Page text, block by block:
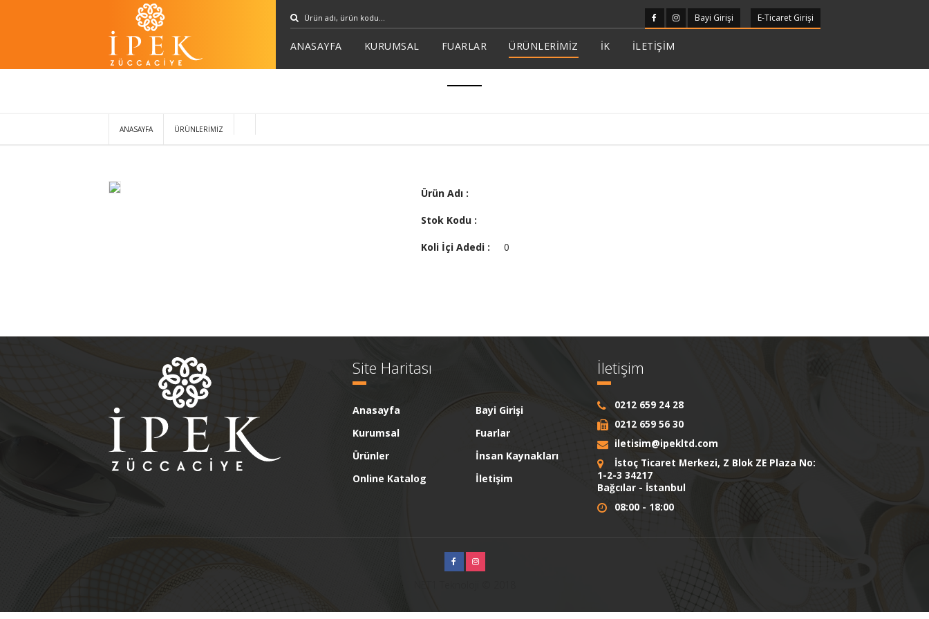
Bayi Girişi E-Ticaret Girişi
ANASAYFA KURUMSAL FUARLAR ÜRÜNLERİMİZ İK İLETİŞİM
ANASAYFA ÜRÜNLERİMİZ
Ürün Adı :
Stok Kodu :
Koli İçi Adedi : 0
Site Haritası
Anasayfa
Bayi Girişi
Kurumsal
Fuarlar
Ürünler
İnsan Kaynakları
Online Katalog
İletişim
İletişim
0212 659 24 28
0212 659 56 30
iletisim@ipekltd.com
İstoç Ticaret Merkezi, Z Blok ZE Plaza No:
1-2-3 34217
Bağcılar - İstanbul
08:00 - 18:00